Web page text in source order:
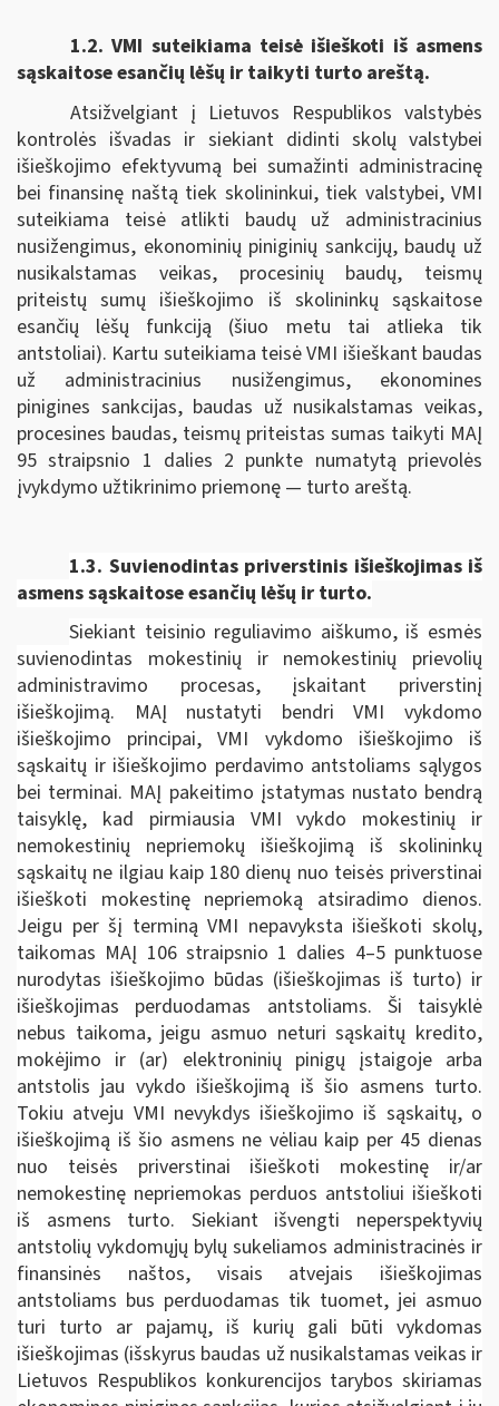
1.2. VMI suteikiama teisė išieškoti iš asmens
sąskaitose esančių lėšų ir taikyti turto areštą.
Atsižvelgiant į Lietuvos Respublikos valstybės
kontrolės išvadas ir siekiant didinti skolų valstybei
išieškojimo efektyvumą bei sumažinti administracinę
bei finansinę naštą tiek skolininkui, tiek valstybei, VMI
suteikiama teisė atlikti baudų už administracinius
nusižengimus, ekonominių piniginių sankcijų, baudų už
nusikalstamas veikas, procesinių baudų, teismų
priteistų sumų išieškojimo iš skolininkų sąskaitose
esančių lėšų funkciją (šiuo metu tai atlieka tik
antstoliai). Kartu suteikiama teisė VMI išieškant baudas
už administracinius nusižengimus, ekonomines
pinigines sankcijas, baudas už nusikalstamas veikas,
procesines baudas, teismų priteistas sumas taikyti MAĮ
95 straipsnio 1 dalies 2 punkte numatytą prievolės
įvykdymo užtikrinimo priemonę — turto areštą.
1.3. Suvienodintas priverstinis išieškojimas iš
asmens sąskaitose esančių lėšų ir turto.
Siekiant teisinio reguliavimo aiškumo, iš esmės
suvienodintas mokestinių ir nemokestinių prievolių
administravimo procesas, įskaitant priverstinį
išieškojimą. MAĮ nustatyti bendri VMI vykdomo
išieškojimo principai, VMI vykdomo išieškojimo iš
sąskaitų ir išieškojimo perdavimo antstoliams sąlygos
bei terminai. MAĮ pakeitimo įstatymas nustato bendrą
taisyklę, kad pirmiausia VMI vykdo mokestinių ir
nemokestinių nepriemokų išieškojimą iš skolininkų
sąskaitų ne ilgiau kaip 180 dienų nuo teisės priverstinai
išieškoti mokestinę nepriemoką atsiradimo dienos.
Jeigu per šį terminą VMI nepavyksta išieškoti skolų,
taikomas MAĮ 106 straipsnio 1 dalies 4–5 punktuose
nurodytas išieškojimo būdas (išieškojimas iš turto) ir
išieškojimas perduodamas antstoliams. Ši taisyklė
nebus taikoma, jeigu asmuo neturi sąskaitų kredito,
mokėjimo ir (ar) elektroninių pinigų įstaigoje arba
antstolis jau vykdo išieškojimą iš šio asmens turto.
Tokiu atveju VMI nevykdys išieškojimo iš sąskaitų, o
išieškojimą iš šio asmens ne vėliau kaip per 45 dienas
nuo teisės priverstinai išieškoti mokestinę ir/ar
nemokestinę nepriemokas perduos antstoliui išieškoti
iš asmens turto. Siekiant išvengti neperspektyvių
antstolių vykdomųjų bylų sukeliamos administracinės ir
finansinės naštos, visais atvejais išieškojimas
antstoliams bus perduodamas tik tuomet, jei asmuo
turi turto ar pajamų, iš kurių gali būti vykdomas
išieškojimas (išskyrus baudas už nusikalstamas veikas ir
Lietuvos Respublikos konkurencijos tarybos skiriamas